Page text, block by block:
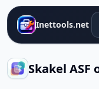
Inettools.net
Skakel ASF